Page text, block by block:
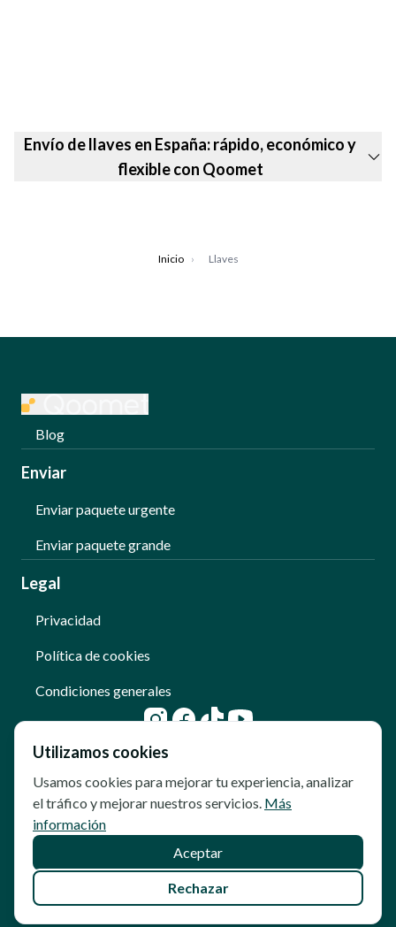
Envío de llaves en España: rápido, económico y
flexible con Qoomet
Inicio › Llaves
Blog
Enviar
Enviar paquete urgente
Enviar paquete grande
Legal
Privacidad
Política de cookies
Condiciones generales
© Copyright - Qoomet
Utilizamos cookies
Usamos cookies para mejorar tu experiencia, analizar
el tráfico y mejorar nuestros servicios. Más
información
Aceptar
Rechazar